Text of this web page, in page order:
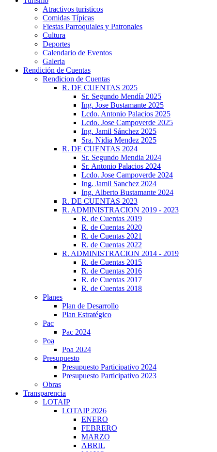
Atractivos turisticos
Comidas Típicas
Fiestas Parroquiales y Patronales
Cultura
Deportes
Calendario de Eventos
Galeria
Rendición de Cuentas
Rendicion de Cuentas
R. DE CUENTAS 2025
Sr. Segundo Mendía 2025
Ing. Jose Bustamante 2025
Lcdo. Antonio Palacios 2025
Lcdo. Jose Campoverde 2025
Ing. Jamil Sánchez 2025
Sra. Nidia Mendez 2025
R. DE CUENTAS 2024
Sr. Segundo Mendia 2024
Sr. Antonio Palacios 2024
Lcdo. Jose Campoverde 2024
Ing. Jamil Sanchez 2024
Ing. Alberto Bustamante 2024
R. DE CUENTAS 2023
R. ADMINISTRACION 2019 - 2023
R. de Cuentas 2019
R. de Cuentas 2020
R. de Cuentas 2021
R. de Cuentas 2022
R. ADMINISTRACION 2014 - 2019
R. de Cuentas 2015
R. de Cuentas 2016
R. de Cuentas 2017
R. de Cuentas 2018
Planes
Plan de Desarrollo
Plan Estratégico
Pac
Pac 2024
Poa
Poa 2024
Presupuesto
Presupuesto Participativo 2024
Presupuesto Participativo 2023
Obras
Transparencia
LOTAIP
LOTAIP 2026
ENERO
FEBRERO
MARZO
ABRIL